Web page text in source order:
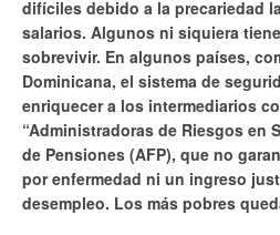
difíciles debido a la precariedad
salarios. Algunos ni siquiera
sobrevivir. En algunos países,
Dominicana, el sistema de
enriquecer a los intermediarios
“Administradoras de Riesgos en
de Pensiones (AFP), que no
por enfermedad ni un ingreso
desempleo. Los más pobres